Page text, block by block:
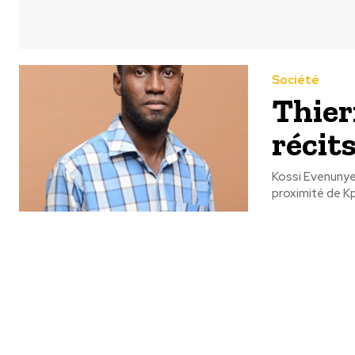
Société
Kossi
proximité de